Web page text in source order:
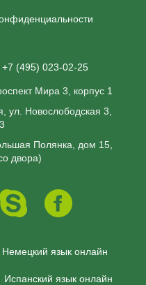
+7 (495) 023-02-25
Мира 3, корпус 1
ул. Новослободская 3,
Полянка, дом 15,
двора)
Немецкий язык онлайн
Испанский язык онлайн